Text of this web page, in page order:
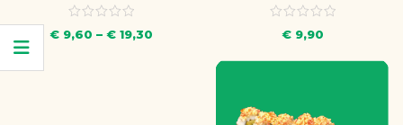
€9,60 – €19,30 €9,90